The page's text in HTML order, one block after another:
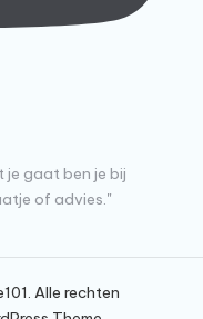
je gaat ben je bij
of advies."
Alle rechten